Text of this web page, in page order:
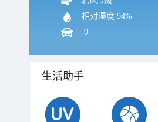
相对湿度 94%
9
生活助手